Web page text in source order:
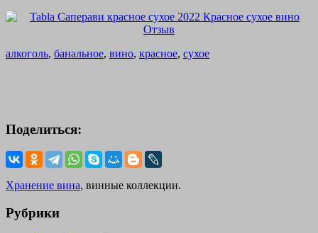
алкоголь, банальное, вино, красное, сухое
Поделиться:
Хранение вина, винные коллекции.
Рубрики